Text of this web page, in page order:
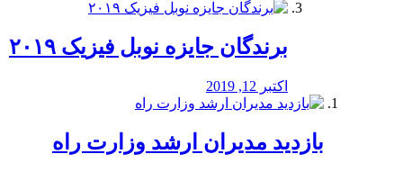
برندگان جایزه نوبل فیزیک ۲۰۱۹
اکتبر 12, 2019
بازدید مدیران ارشد وزارت راه